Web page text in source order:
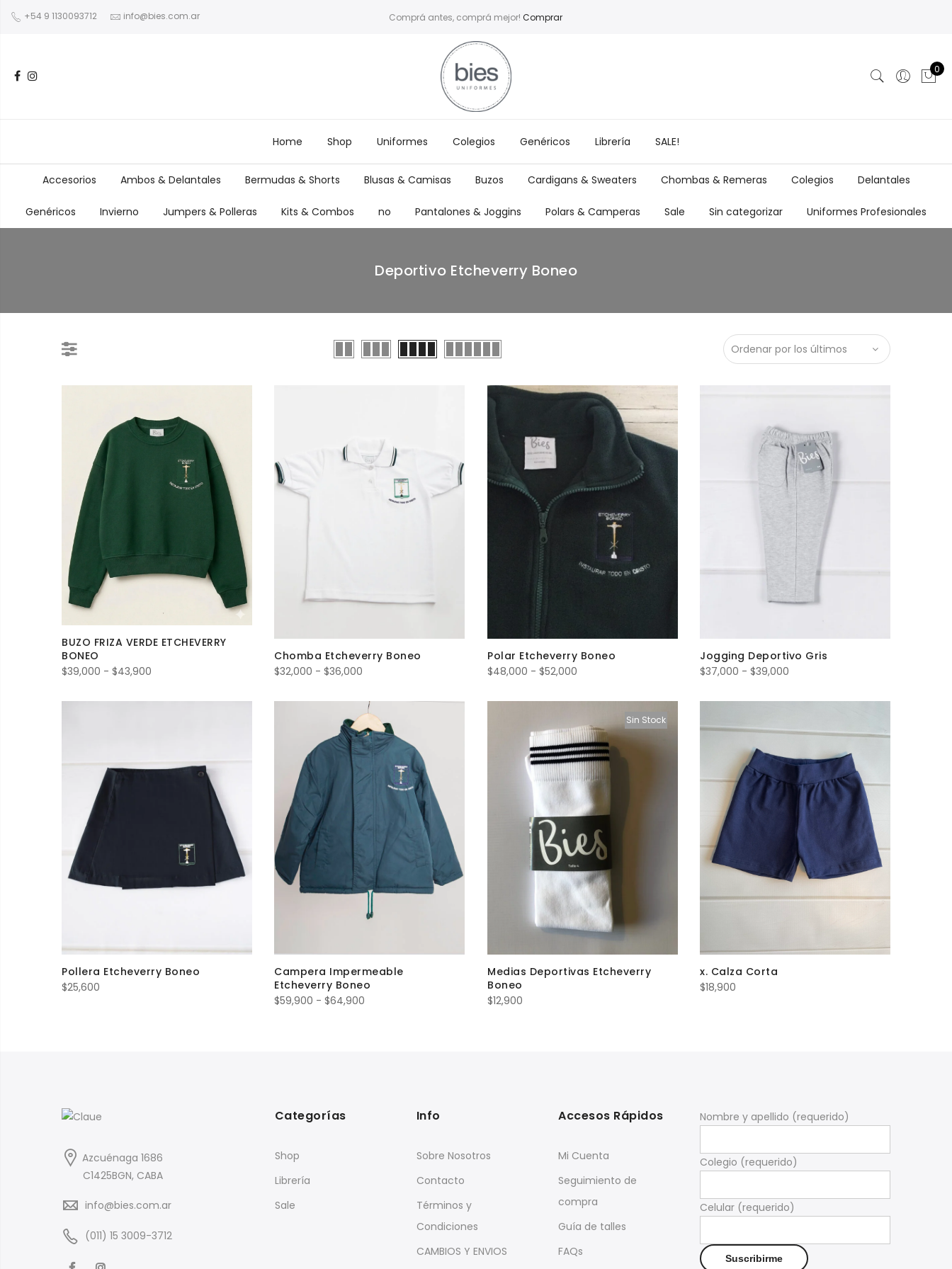
+54 9 1130093712 info@bies.com.ar Comprá antes, comprá mejor!Comprar
0
Home Shop Uniformes Colegios Genéricos Librería SALE!
Accesorios Ambos & Delantales Bermudas & Shorts Blusas & Camisas Buzos Cardigans & Sweaters Chombas & Remeras Colegios Delantales
Genéricos Invierno Jumpers & Polleras Kits & Combos no Pantalones & Joggins Polars & Camperas Sale Sin categorizar Uniformes Profesionales
Deportivo Etcheverry Boneo
BUZO FRIZA VERDE ETCHEVERRY
BONEO
$39,000 - $43,900
precios:
$43,900
Chomba Etcheverry Boneo
$32,000 - $36,000
precios:
desde
$32,000
hasta
$36,000
Polar Etcheverry Boneo
$48,000 - $52,000
precios:
desde
$48,000
hasta
$52,000
Jogging Deportivo Gris
$37,000 - $39,000
precios:
$37,000
hasta
$39,000
Pollera Etcheverry Boneo
$25,600
Campera Impermeable
Etcheverry Boneo
$59,900 - $64,900
Sin Stock
Medias Deportivas Etcheverry
Boneo
$12,900
x. Calza Corta
$18,900
Azcuénaga 1686
C1425BGN, CABA
info@bies.com.ar
(011) 15 3009-3712
Categorías
Shop
Librería
Sale
Info
Sobre Nosotros
Contacto
Términos y
Condiciones
CAMBIOS Y ENVIOS
Accesos Rápidos
Mi Cuenta
Seguimiento de
compra
Guía de talles
FAQs
Nombre y apellido (requerido)
Colegio (requerido)
Celular (requerido)